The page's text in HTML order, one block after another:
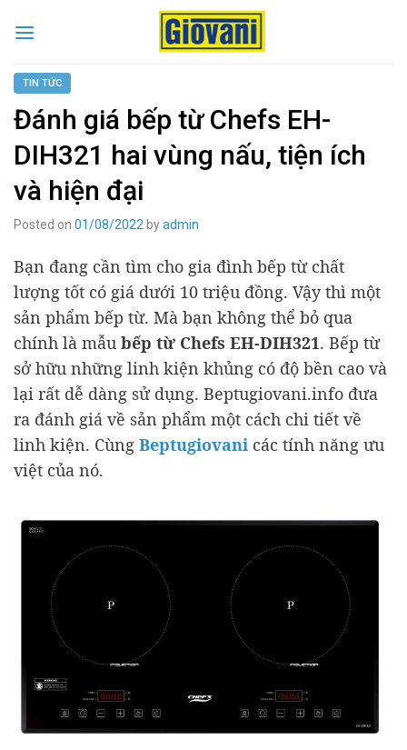
TIN TỨC
Đánh giá bếp từ Chefs EH-
DIH321 hai vùng nấu, tiện ích
và hiện đại
Posted on 01/08/2022 byadmin
Bạn đang cần tìm cho gia đình bếp từ chất
lượng tốt có giá dưới 10 triệu đồng. Vậy thì một
sản phẩm bếp từ. Mà bạn không thể bỏ qua
chính là mẫu bếp từ Chefs EH-DIH321. Bếp từ
sở hữu những linh kiện khủng có độ bền cao và
lại rất dễ dàng sử dụng. Beptugiovani.info đưa
ra đánh giá về sản phẩm một cách chi tiết về
linh kiện. Cùng Beptugiovani các tính năng ưu
việt của nó.